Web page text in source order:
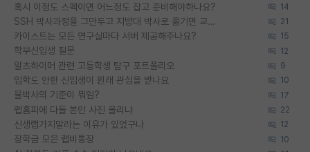
혹시 이정도 스펙이면 어느정도 잡고 준비해야하나요? 14
SSH 박사과정을 그만두고 지방대 박사로 옮기면 교수의 꿈은 끝일까요? 21
카이스트는 모든 연구실마다 서버 제공해주나요? 15
학부신입생 질문 12
알츠하이머 관련 고등학생 탐구 포트폴리오 9
입학도 안한 신입생이 원래 관심을 받나요 10
물박사의 기준이 뭐임? 17
랩홈피에 다들 본인 사진 올리냐 22
신생랩가지말라는 이유가 있었구나 12
장학금 모은 랩비통장 10